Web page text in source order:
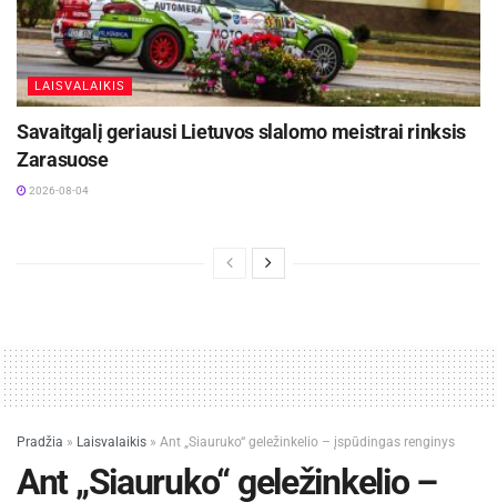
LAISVALAIKIS
Savaitgalį geriausi Lietuvos slalomo meistrai rinksis
Zarasuose
2026-08-04
Pradžia » Laisvalaikis » Ant „Siauruko“ geležinkelio – įspūdingas renginys
Ant „Siauruko“ geležinkelio –